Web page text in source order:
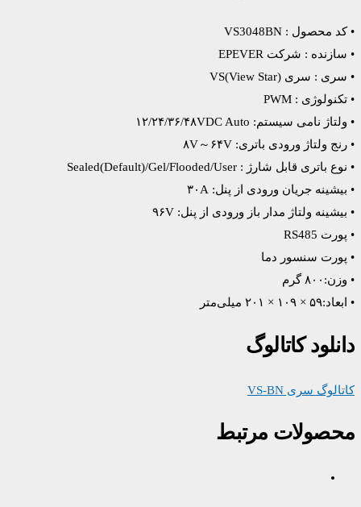
• کد محصول : VS3048BN
• سازنده : شرکت EPEVER
• سری : سری VS(View Star)
• تکنولوژی : PWM
• ولتاژ نامی سیستم: ۱۲/۲۴/۳۶/۴۸VDC Auto
• رنج ولتاژ ورودی باتری: ۸V～۶۴V
• نوع باتری قابل شارژ : Sealed(Default)/Gel/Flooded/User
• بیشینه جریان ورودی از پنل: ۳۰A
• بیشینه ولتاژ مدار باز ورودی از پنل: ۹۶V
• پورت RS485
• پورت سنسور دما
• وزن:۸۰۰ گرم
• ابعاد:۵۹ × ۱۰۹ × ۲۰۱ میلی‌متر
دانلود کاتالوگ
کاتالوگ سری VS-BN
محصولات مرتبط